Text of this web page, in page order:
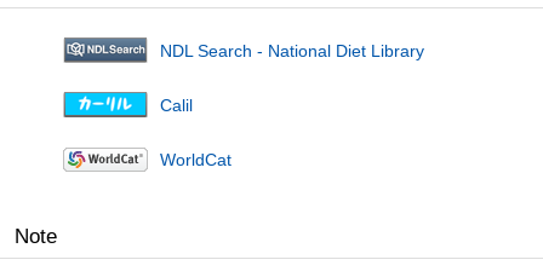
NDL Search - National Diet Library
Calil
WorldCat
Note